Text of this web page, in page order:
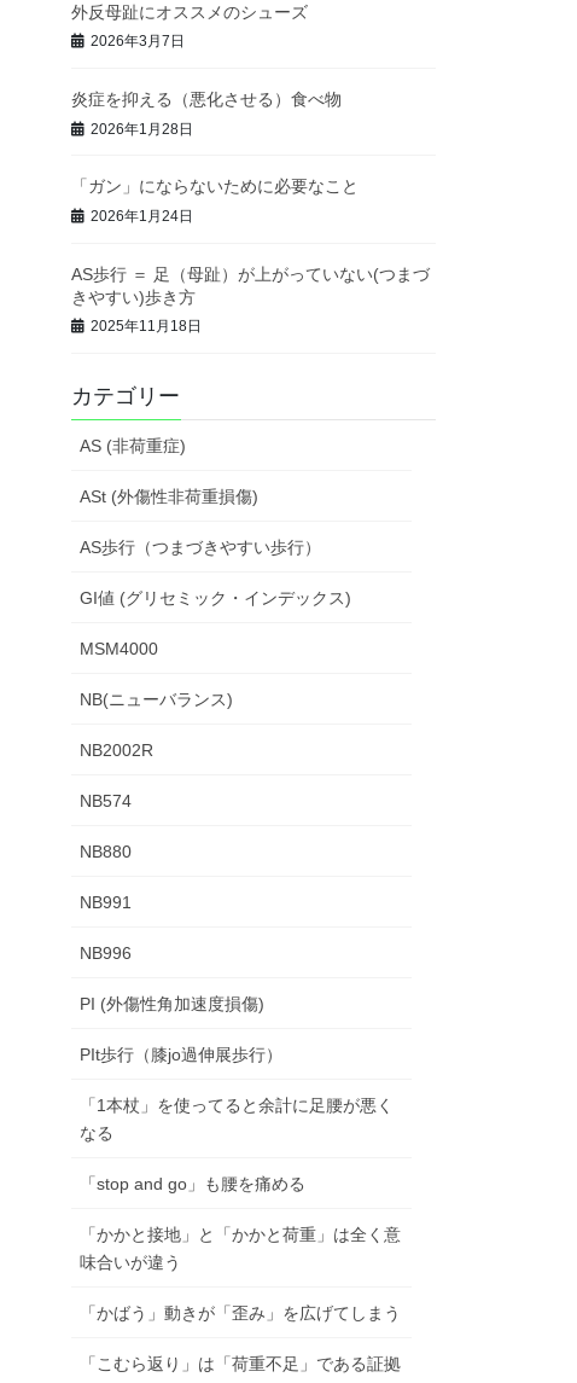
外反母趾にオススメのシューズ
2026年3月7日
炎症を抑える（悪化させる）食べ物
2026年1月28日
「ガン」にならないために必要なこと
2026年1月24日
AS歩行 ＝ 足（母趾）が上がっていない(つまづ
きやすい)歩き方
2025年11月18日
カテゴリー
AS (非荷重症)
ASt (外傷性非荷重損傷)
AS歩行（つまづきやすい歩行）
GI値 (グリセミック・インデックス)
MSM4000
NB(ニューバランス)
NB2002R
NB574
NB880
NB991
NB996
PI (外傷性角加速度損傷)
PIt歩行（膝jo過伸展歩行）
「1本杖」を使ってると余計に足腰が悪く
なる
「stop and go」も腰を痛める
「かかと接地」と「かかと荷重」は全く意
味合いが違う
「かばう」動きが「歪み」を広げてしまう
「こむら返り」は「荷重不足」である証拠